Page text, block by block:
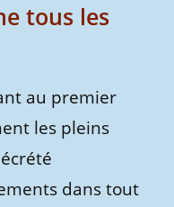
tous les
au premier
les pleins
dans tout